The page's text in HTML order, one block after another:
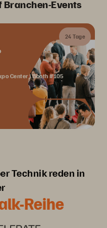
Branchen-Events
24 Tage
Center | Booth #105
Technik reden in
Reihe